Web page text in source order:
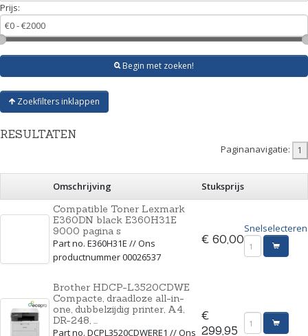
Prijs:
Begin met zoeken!
Zoekfilters inklappen
RESULTATEN
Paginanavigatie:
Omschrijving
Stuksprijs
Compatible Toner Lexmark
E360DN black E360H31E
9000 pagina s
Part no. E360H31E // Ons
productnummer 00026537
€ 60,00
Snelselecteren
Brother HDCP-L3520CDWE
Compacte, draadloze all-in-
one, dubbelzijdig printer, A4,
DR-248, ...
Part no. DCPL3520CDWERE1 // Ons
€
299,95